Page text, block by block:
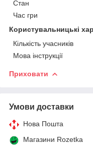
Стан
Час гри
Користувальницькі
Кількість учасників
Мова інструкції
Приховати
Умови доставки
Нова Пошта
Магазини Rozetka